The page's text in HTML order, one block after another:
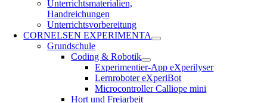
Unterrichtsmaterialien,
Handreichungen
Unterrichtsvorbereitung
CORNELSEN EXPERIMENTA
Grundschule
Coding & Robotik
Experimentier-App eXperilyser
Lernroboter eXperiBot
Microcontroller Calliope mini
Hort und Freiarbeit